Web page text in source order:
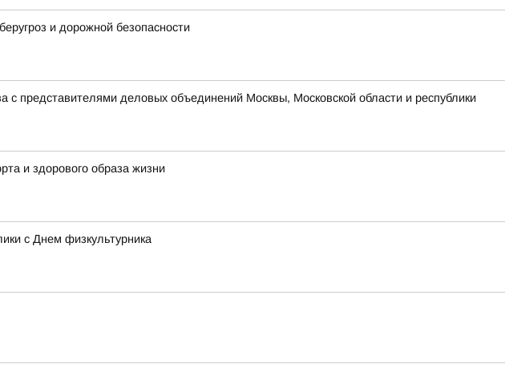
и дорожной безопасности
представителями деловых объединений Москвы, Московской области и республики
и здорового образа жизни
с Днем физкультурника